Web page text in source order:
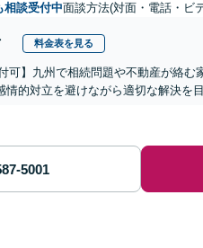
相談受付中面談方法(対面・電話・ビ
料金表を見る
可】九州で相続問題や不動産が絡
情的対立を避けながら適切な解決を